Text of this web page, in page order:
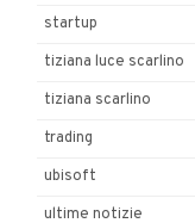
startup
tiziana luce scarlino
tiziana scarlino
trading
ubisoft
ultime notizie